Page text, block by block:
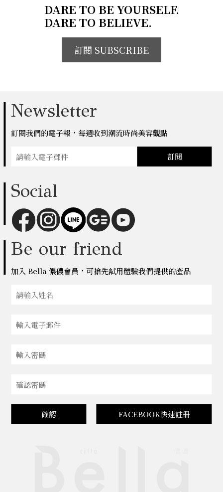
DARE TO BE YOURSELF.
DARE TO BELIEVE.
訂閱 SUBSCRIBE
Newsletter
訂閱我們的電子報，每週收到潮流時尚美容觀點
訂閱
Social
Be our friend
加入 Bella 儂儂會員，可搶先試用體驗我們提供的產品
確認 FACEBOOK快速註冊